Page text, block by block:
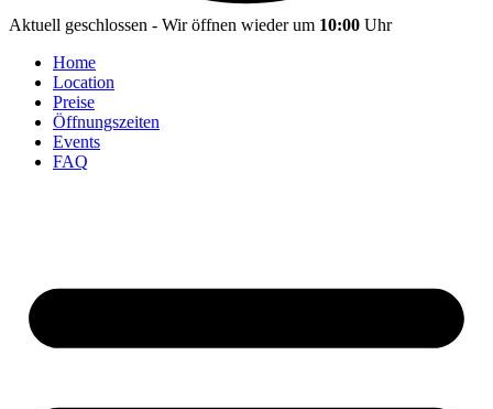
Aktuell geschlossen - Wir öffnen wieder um 10:00 Uhr
Home
Location
Preise
Öffnungszeiten
Events
FAQ